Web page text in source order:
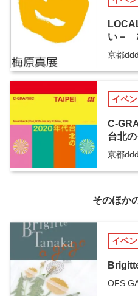
い－
京都
イベ
C-
台北
京都
そのほか
イベ
OFS